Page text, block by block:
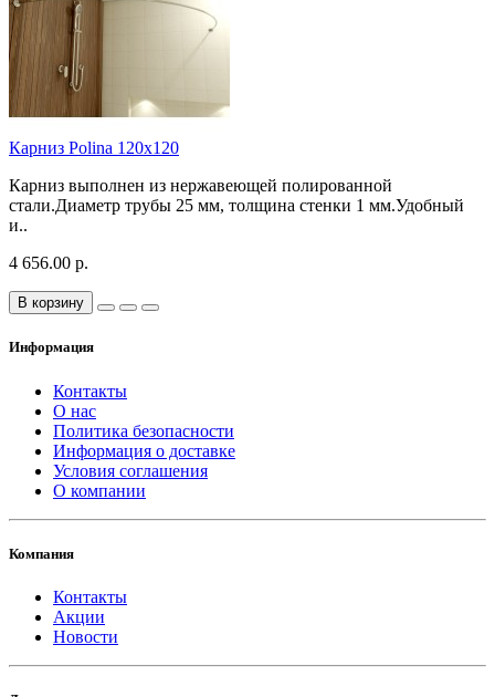
Карниз Polina 120x120
Карниз выполнен из нержавеющей полированной
стали.Диаметр трубы 25 мм, толщина стенки 1 мм.Удобный
и..
4 656.00 р.
В корзину
Информация
Контакты
О нас
Политика безопасности
Информация о доставке
Условия соглашения
О компании
Компания
Контакты
Акции
Новости